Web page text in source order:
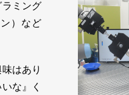
ミング
）など
はあり
な』く